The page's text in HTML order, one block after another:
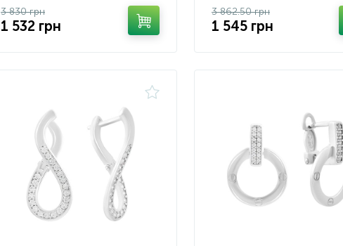
3 830 грн
1 532 грн
3 862.50 грн
1 545 грн